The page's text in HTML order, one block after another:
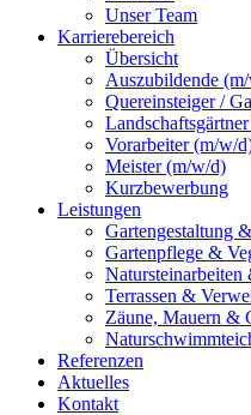
Unser Team
Karrierebereich
Übersicht
Auszubildende
Quereinsteiger /
Vorarbeiter (m/w/
Meister (m/w/d)
Kurzbewerbung
Leistungen
Gartengestaltung
Gartenpflege &
Natursteinarbeiten
Terrassen &
Zäune, Mauern &
Referenzen
Aktuelles
Kontakt